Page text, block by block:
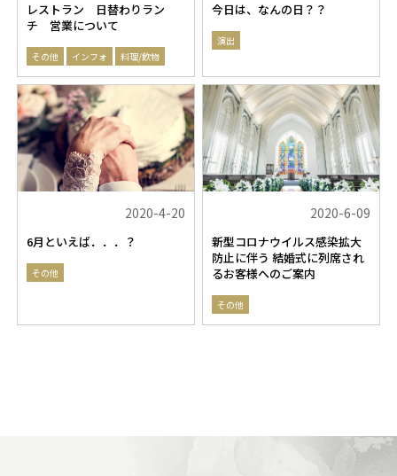
レストラン 日替わりラン
チ 営業について
その他 インフォ 料理/飲物
今日は、なんの日？？
演出
2020-4-20
6月といえば．．．？
その他
2020-6-09
新型コロナウイルス感染拡大
防止に伴う 結婚式に列席され
るお客様へのご案内
その他